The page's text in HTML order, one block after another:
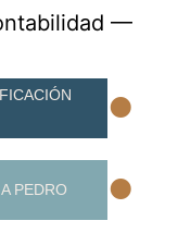
—
•
PEDRO •